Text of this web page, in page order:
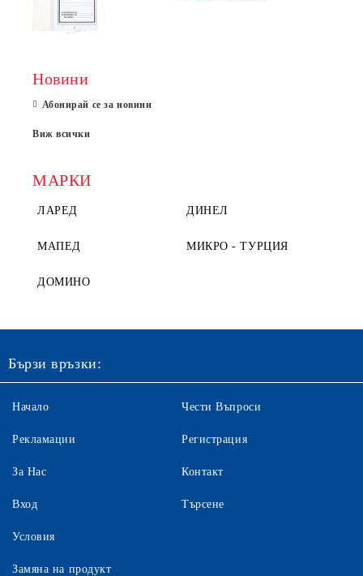
Новини
Абонирай се за новини
Виж всички
МАРКИ
ЛАРЕД ДИНЕЛ
МАПЕД МИКРО - ТУРЦИЯ
ДОМИНО
Бързи връзки:
Начало
Рекламации
За Нас
Вход
Чести Въпроси
Регистрация
Контакт
Търсене
Условия
Замяна на продукт